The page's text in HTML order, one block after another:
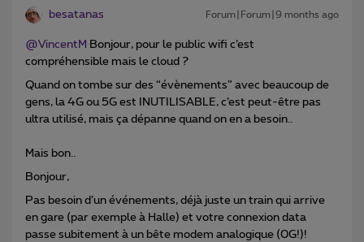
besatanas Forum|Forum|9 months ago
@VincentM Bonjour, pour le public wifi c’est
compréhensible mais le cloud ?
Quand on tombe sur des “évènements” avec beaucoup de
gens, la 4G ou 5G est INUTILISABLE, c’est peut-être pas
ultra utilisé, mais ça dépanne quand on en a besoin..
Mais bon..
Bonjour,
Pas besoin d’un événements, déjà juste un train qui arrive
en gare (par exemple à Halle) et votre connexion data
passe subitement à un bête modem analogique (0G!)!